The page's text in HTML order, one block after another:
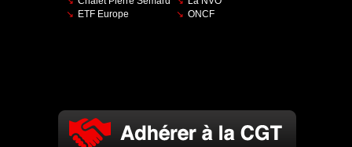
ETF Europe
ONCF